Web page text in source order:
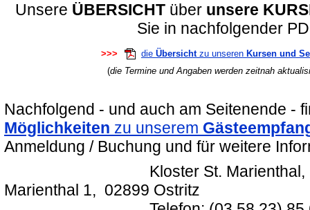
Unsere ÜBERSICHTüber unsere
Sie in nachfolgender
>>> die Übersichtzu unseren Kursen und
(die Termine und Angaben werden zeitnah
Nachfolgend - und auch am Seitenende -
Möglichkeiten zu unserem
Anmeldung / Buchung und für weitere
Kloster St. Marienthal,
Marienthal 1, 02899 Ostritz